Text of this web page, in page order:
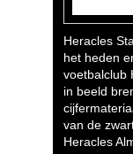
Heracles
het heden
voetbalclub
in beeld
van de
Heracles